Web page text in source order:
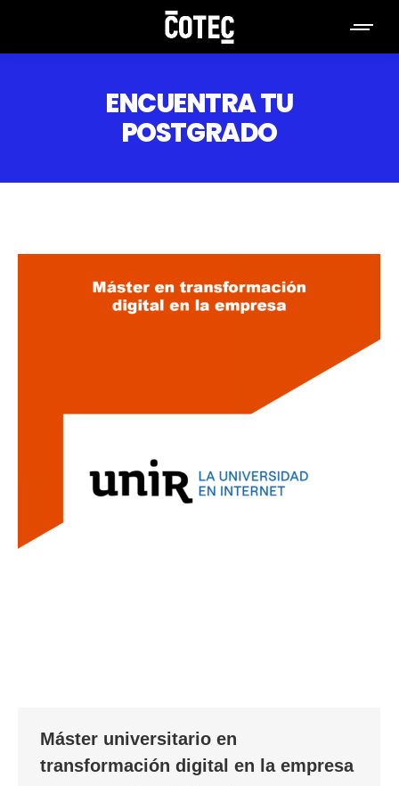
ENCUENTRA TU
POSTGRADO
Máster universitario en
transformación digital en la empresa